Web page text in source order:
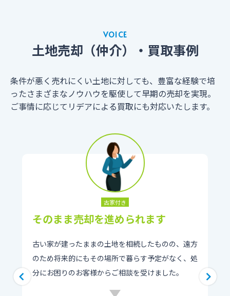
VOICE
土地売却（仲介）・買取事例
条件が悪く売れにくい土地に対しても、豊富な経験で培
ったさまざまなノウハウを駆使して早期の売却を実現。
ご事情に応じてリデアによる買取にも対応いたします。
古家付き
そのまま売却を進められます
古い家が建ったままの土地を相続したものの、遠方
のため将来的にもその場所で暮らす予定がなく、処
分にお困りのお客様からご相談を受けました。